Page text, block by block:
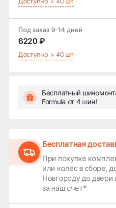
Бесплатный
Formula от 4 шин!
Под заказ 9-14 дней
6220 ₽
Доступно > 40 шт
Бесплатная
При покупке
или колес в сборе,
Новгороду до
за наш счет*